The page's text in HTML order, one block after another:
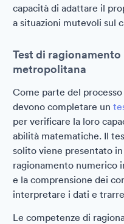
capacità di adattare il
a situazioni mutevoli sul
Test di
metropolitana
Come parte del
devono completare un
per verificare la loro
abilità matematiche. Il
solito viene presentato
ragionamento numerico
e la comprensione dei
interpretare i dati e
Le competenze di